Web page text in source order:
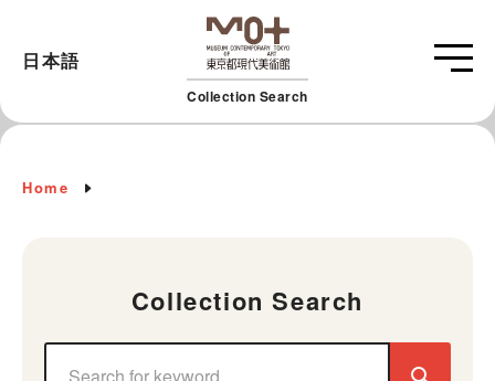
Collection Search
日本語
Home
Collection Search